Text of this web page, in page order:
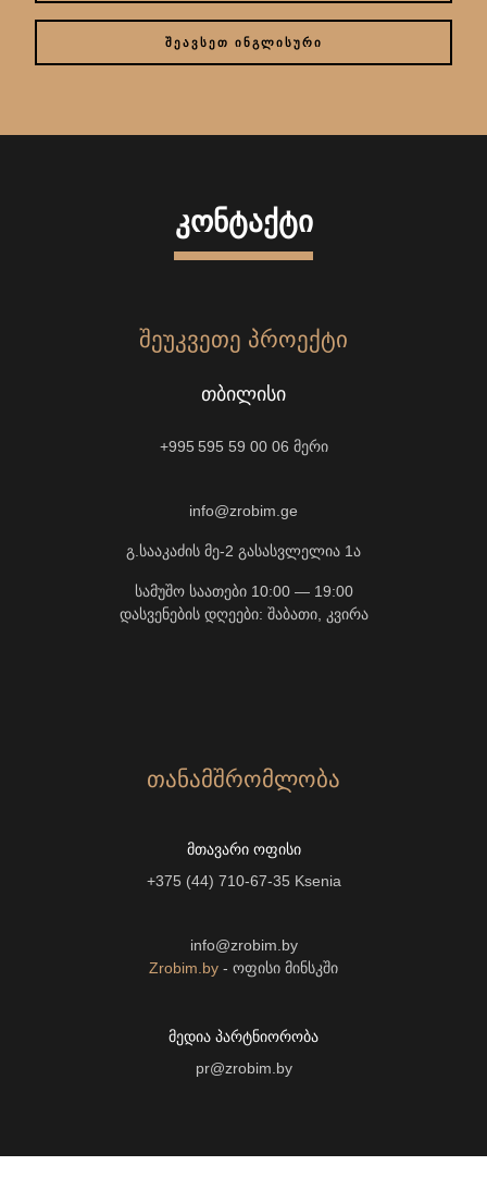
ᲨᲔᲐᲕᲡᲔᲗ ᲘᲜᲒᲚᲘᲡᲣᲠᲘ
ᲙᲝᲜᲢᲐᲥᲢᲘ
ᲨᲔᲣᲙᲕᲔᲗᲔ ᲞᲠᲝᲔᲥᲢᲘ
ᲗᲑᲘᲚᲘᲡᲘ
+995 595 59 00 06 მერი
info@zrobim.ge
გ.სააკაძის მე-2 გასასვლელია 1ა
სამუშო საათები 10:00 — 19:00
დასვენების დღეები: შაბათი, კვირა
ᲗᲐᲜᲐᲛᲨᲠᲝᲛᲚᲝᲑᲐ
ᲛᲗᲐᲕᲐᲠᲘ ᲝᲤᲘᲡᲘ
+375 (44) 710-67-35 Ksenia
info@zrobim.by
Zrobim.by - ოფისი მინსკში
ᲛᲔᲓᲘᲐ ᲞᲐᲠᲢᲜᲘᲝᲠᲝᲑᲐ
pr@zrobim.by